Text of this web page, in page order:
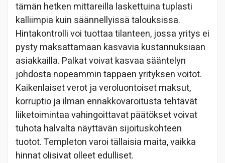
tämän hetken mittareilla laskettuina tuplasti
kalliimpia kuin säännellyissä talouksissa.
Hintakontrolli voi tuottaa tilanteen, jossa yritys ei
pysty maksattamaan kasvavia kustannuksiaan
asiakkailla. Palkat voivat kasvaa sääntelyn
johdosta nopeammin tappaen yrityksen voitot.
Kaikenlaiset verot ja veroluontoiset maksut,
korruptio ja ilman ennakkovaroitusta tehtävät
liiketoimintaa vahingoittavat päätökset voivat
tuhota halvalta näyttävän sijoituskohteen
tuotot. Templeton varoi tällaisia maita, vaikka
hinnat olisivat olleet edulliset.